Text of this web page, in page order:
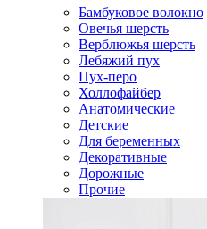
Бамбуковое волокно
Овечья шерсть
Верблюжья шерсть
Лебяжий пух
Пух-перо
Холлофайбер
Анатомические
Детские
Для беременных
Декоративные
Дорожные
Прочие